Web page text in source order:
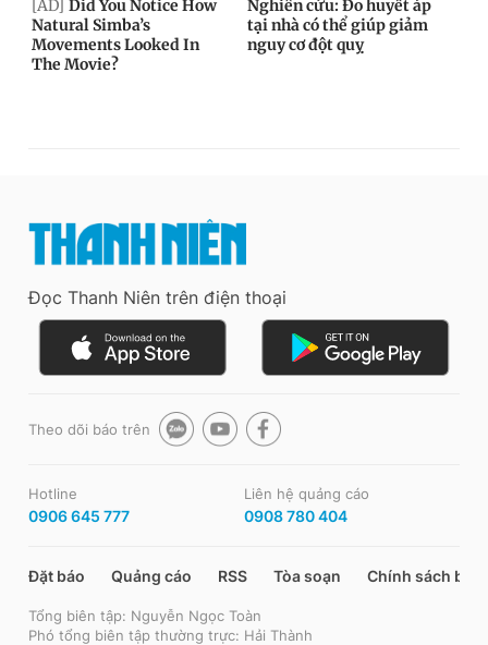
Đọc Thanh Niên trên điện thoại
Theo dõi báo trên
Hotline
0906 645 777
Liên hệ quảng cáo
0908 780 404
Đặt báo Quảng cáo RSS Tòa soạn Chính sách bảo
Tổng biên tập: Nguyễn Ngọc Toàn
Phó tổng biên tập thường trực: Hải Thành